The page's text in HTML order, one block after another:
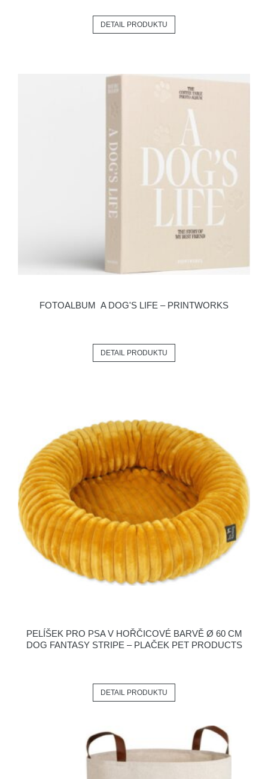
DETAIL PRODUKTU
FOTOALBUM A DOG'S LIFE – PRINTWORKS
DETAIL PRODUKTU
PELÍŠEK PRO PSA V HOŘČICOVÉ BARVĚ Ø 60 CM
DOG FANTASY STRIPE – PLAČEK PET PRODUCTS
DETAIL PRODUKTU